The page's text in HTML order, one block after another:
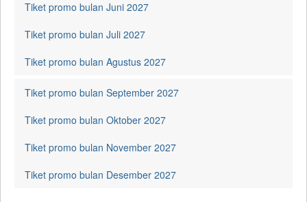
Tiket promo bulan Juni 2027
Tiket promo bulan Juli 2027
Tiket promo bulan Agustus 2027
Tiket promo bulan September 2027
Tiket promo bulan Oktober 2027
Tiket promo bulan November 2027
Tiket promo bulan Desember 2027